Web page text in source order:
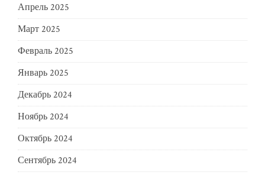
Апрель 2025
Март 2025
Февраль 2025
Январь 2025
Декабрь 2024
Ноябрь 2024
Октябрь 2024
Сентябрь 2024